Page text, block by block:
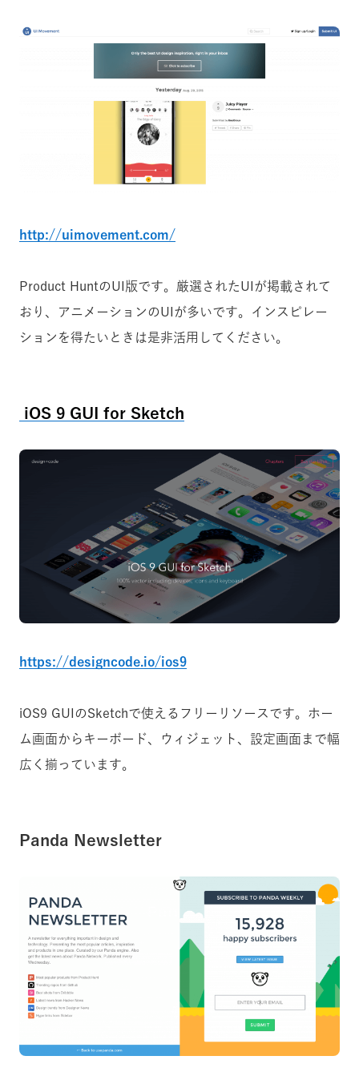
http://uimovement.com/
Product HuntのUI版です。厳選されたUIが掲載されて
おり、アニメーションのUIが多いです。インスピレー
ションを得たいときは是非活用してください。
iOS 9 GUI for Sketch
https://designcode.io/ios9
iOS9 GUIのSketchで使えるフリーリソースです。ホー
ム画面からキーボード、ウィジェット、設定画面まで幅
広く揃っています。
Panda Newsletter